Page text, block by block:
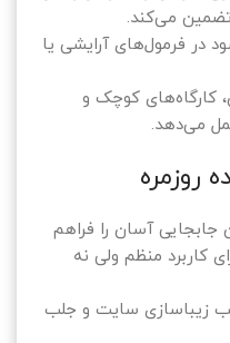
تضمین می‌کند.
در فرمول‌های آرایشی یا
کارگاه‌های کوچک و
می‌دهد.
روزمره
آسان را فراهم
۱۲ کیلو، برای کاربرد منظم ولی نه
زیباسازی سایت و جلب